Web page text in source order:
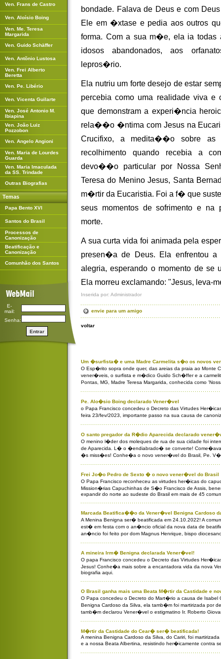
Ven. Frans de Castro
Ven. Aloísio Boing
Ven. Me. Teresa
Margarida
Ven. Guido Schäffer
Ven. Antõnio Lustosa
Ven. Frei Alberto
Beretta
Ven. Pe. Libério
Ven. Vicenta Guilarte
Ven. José Antonio M.
Ibiapina
Ven. João Luiz
Pozzobon
Ven. Angelo Angioni
Ven. Maria de Lourdes
Guarda
Ven. Maria Imaculada
da SS. Trindade
Outras Biografias
Temas
Papa Bento XVI
Santos do Brasil
Processos de
Canonização
Beatificação e
Canonização
Comunhão dos Santos
E-
mail:
Senha:
bondade. Falava de Deus e com
Ele em �xtase e pedia aos outros
forma. Com a sua m�e, ela ia todas
idosos abandonados, aos
lepros�rio.
Ela nutriu um forte desejo de estar
percebia como uma realidade viva e
que demonstram a experi�ncia
rela��o �ntima com Jesus na
Crucifixo, a medita��o sobre
recolhimento quando recebia a
devo��o particular por Nossa
Teresa do Menino Jesus, Santa
m�rtir da Eucaristia. Foi a f� que
seus momentos de sofrimento e
morte.
A sua curta vida foi animada pela
presen�a de Deus. Ela enfrentou a
alegria, esperando o momento de se
Ela morreu exclamando: "Jesus, leva-
Inserida por: Administrador
envie para um amigo
voltar
Um �surfista� e uma Madre Carmelita s�o os novos
O Esp�rito sopra onde quer, das areias da praia ao Monte
vener�veis, o surfista e m�dico Guido Sch�ffer e a
Pontas, MG, Madre Teresa Margarida, conhecida como
Pe. Alo�sio Boing declarado Vener�vel
o Papa Francisco concedeu o Decreto das Virtudes
feira 23/fev/2023, importante passo na sua causa de
O santo pregador da R�dio Aparecida declarado
O menino l�der dos moleques de rua de sua cidade foi
de Aparecida. L� o �endiabrado� se converte!
�s miss�es! Conhe�a o novo vener�vel do Brasil, Pe.
Frei Jo�o Pedro de Sexto � o novo vener�vel do Brasil
O Papa Francisco reconheceu as virtudes her�icas do
Mission�rias Capuchinhas de S�o Francisco de Assis,
expandir do norte ao sudeste do Brasil em mais de 45
Marcada Beatifica��o da Vener�vel Benigna Cardoso
A Menina Benigna ser� beatificada em 24.10.2022! A
est� em festa com o an�ncio oficial da nova data de
an�ncio foi feito por dom Magnus Henrique, bispo
A mineira Irm� Benigna declarada Vener�vel!
O papa Francisco concedeu o Decreto das Virtudes
Jesus! Conhe�a mais sobre a encantadora vida da nova
biografia aqui.
O Brasil ganha mais uma Beata M�rtir da Castidade e
O Papa concedeu o Decreto do Mart�rio a causa de Isabel
Benigna Cardoso da Silva, ela tamb�m foi martirizada por
tamb�m declarou Vener�vel o estigmatino Ir. Roberto
M�rtir da Castidade do Cear� ser� beatificada!
A menina Benigna Cardoso da Silva, do Cariri, foi
e a nossa Beata Albertina, resistindo her�icamente contra